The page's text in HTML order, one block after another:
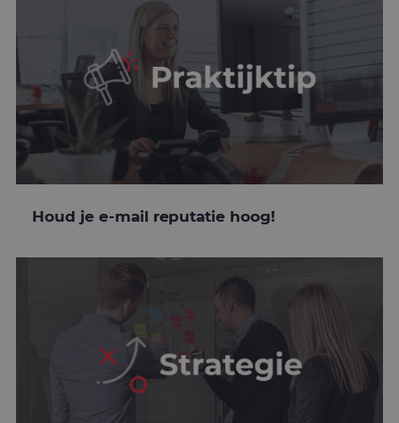
Houd je e-mail reputatie hoog!